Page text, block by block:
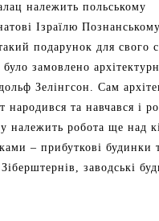
належить польському
Ізраїлю
подарунок для свого
замовлено
Зелінгсон. Сам
народився та навчався і
належить робота ще над
– прибуткові будинки
заводські